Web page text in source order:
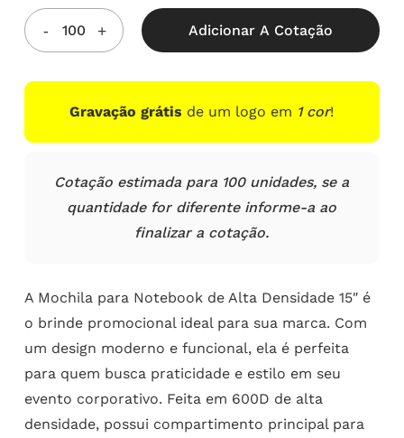
Adicionar A Cotação
Gravação grátis de um logo em 1 cor!
Cotação estimada para 100 unidades, se a
quantidade for diferente informe-a ao
finalizar a cotação.
A Mochila para Notebook de Alta Densidade 15″ é
o brinde promocional ideal para sua marca. Com
um design moderno e funcional, ela é perfeita
para quem busca praticidade e estilo em seu
evento corporativo. Feita em 600D de alta
densidade, possui compartimento principal para